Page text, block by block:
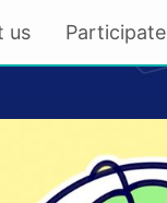
us Participate